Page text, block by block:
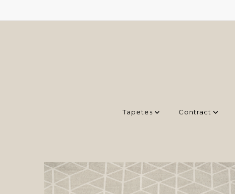
Tapetes Contract